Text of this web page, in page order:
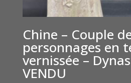
Chine – Couple
personnages en
vernissée –
VENDU